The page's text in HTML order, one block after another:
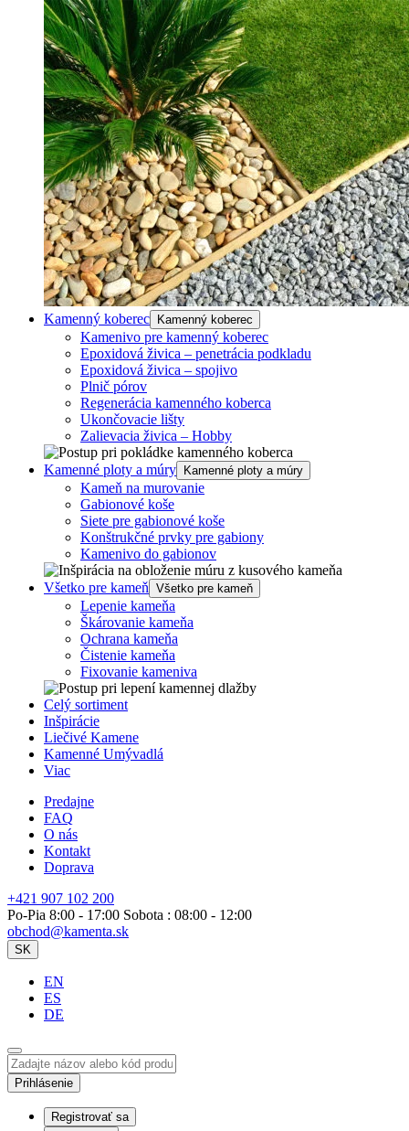
Kamenný koberec Kamenný koberec
Kamenivo pre kamenný koberec
Epoxidová živica – penetrácia podkladu
Epoxidová živica – spojivo
Plnič pórov
Regenerácia kamenného koberca
Ukončovacie lišty
Zalievacia živica – Hobby
Kamenné ploty a múry Kamenné ploty a múry
Kameň na murovanie
Gabionové koše
Siete pre gabionové koše
Konštrukčné prvky pre gabiony
Kamenivo do gabionov
Všetko pre kameň Všetko pre kameň
Lepenie kameňa
Škárovanie kameňa
Ochrana kameňa
Čistenie kameňa
Fixovanie kameniva
Celý sortiment
Inšpirácie
Liečivé Kamene
Kamenné Umývadlá
Viac
Predajne
FAQ
O nás
Kontakt
Doprava
+421 907 102 200
Po-Pia 8:00 - 17:00 Sobota : 08:00 - 12:00
obchod@kamenta.sk
SK
EN
ES
DE
Prihlásenie
Registrovať sa